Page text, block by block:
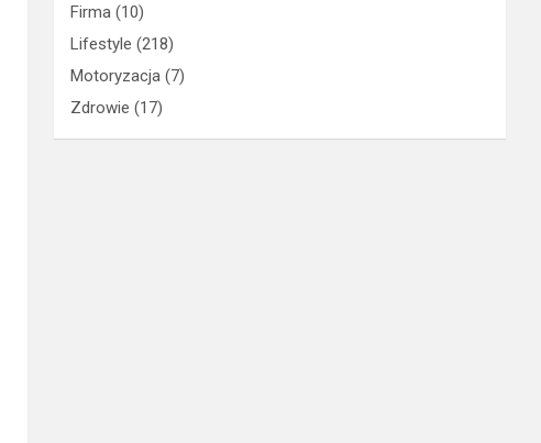
Firma (10)
Lifestyle (218)
Motoryzacja (7)
Zdrowie (17)